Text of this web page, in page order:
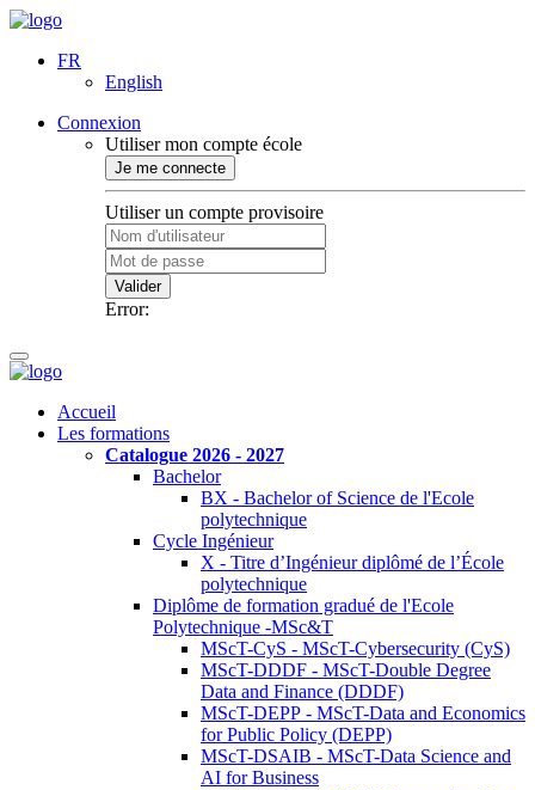
FR
English
Connexion
Utiliser mon compte école
Je me connecte
Utiliser un compte provisoire
Valider
Error:
Accueil
Les formations
Catalogue 2026 - 2027
Bachelor
BX - Bachelor of Science de l'Ecole
polytechnique
Cycle Ingénieur
X - Titre d’Ingénieur diplômé de l’École
polytechnique
Diplôme de formation gradué de l'Ecole
Polytechnique -MSc&T
MScT-CyS - MScT-Cybersecurity (CyS)
MScT-DDDF - MScT-Double Degree
Data and Finance (DDDF)
MScT-DEPP - MScT-Data and Economics
for Public Policy (DEPP)
MScT-DSAIB - MScT-Data Science and
AI for Business